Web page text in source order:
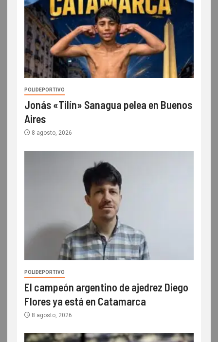
POLIDEPORTIVO
Jonás «Tilín» Sanagua pelea en Buenos
Aires
8 agosto, 2026
POLIDEPORTIVO
El campeón argentino de ajedrez Diego
Flores ya está en Catamarca
8 agosto, 2026